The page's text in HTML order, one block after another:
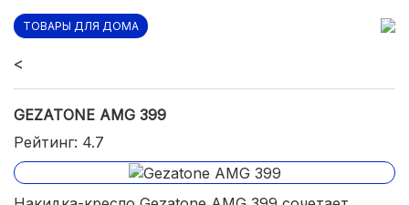
ТОВАРЫ ДЛЯ ДОМА
<
GEZATONE AMG 399
Рейтинг: 4.7